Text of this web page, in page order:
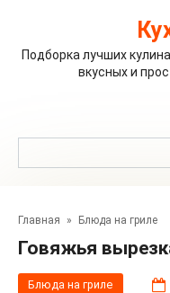
Подборка лучших
вкусных и
Главная » Блюда на гриле
Говяжья
Блюда на гриле